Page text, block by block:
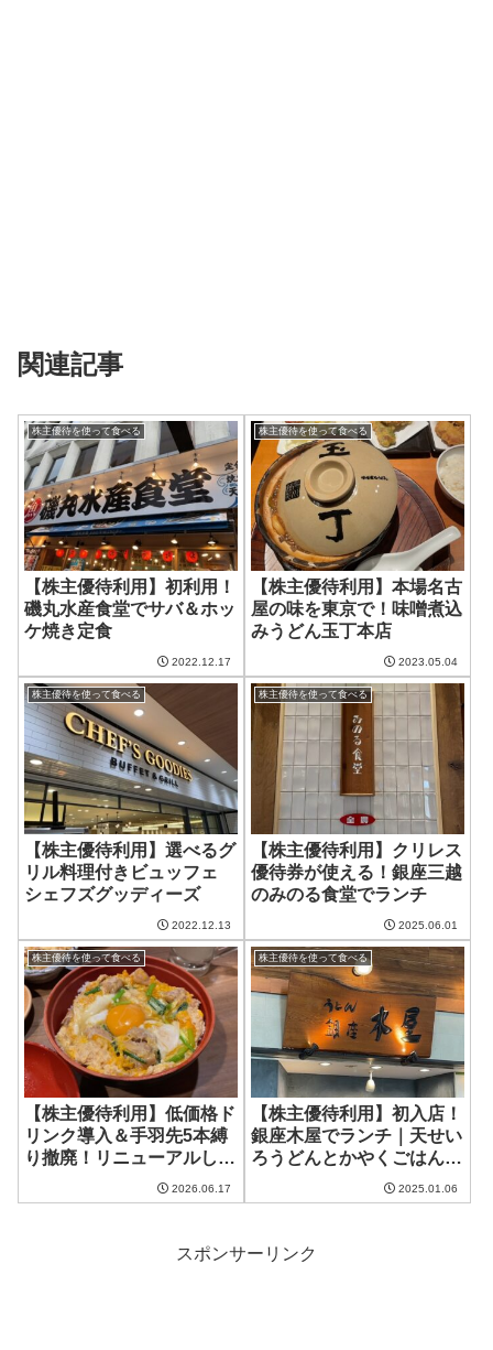
関連記事
株主優待を使って食べる
【株主優待利用】初利用！
磯丸水産食堂でサバ＆ホッ
ケ焼き定食
2022.12.17
株主優待を使って食べる
【株主優待利用】本場名古
屋の味を東京で！味噌煮込
みうどん玉丁本店
2023.05.04
株主優待を使って食べる
【株主優待利用】選べるグ
リル料理付きビュッフェ
シェフズグッディーズ
2022.12.13
株主優待を使って食べる
【株主優待利用】クリレス
優待券が使える！銀座三越
のみのる食堂でランチ
2025.06.01
株主優待を使って食べる
【株主優待利用】低価格ド
リンク導入＆手羽先5本縛
り撤廃！リニューアルした
鳥良商店で飲んできた2026.06.17
株主優待を使って食べる
【株主優待利用】初入店！
銀座木屋でランチ｜天せい
ろうどんとかやくごはんの
2025.01.06
スポンサーリンク